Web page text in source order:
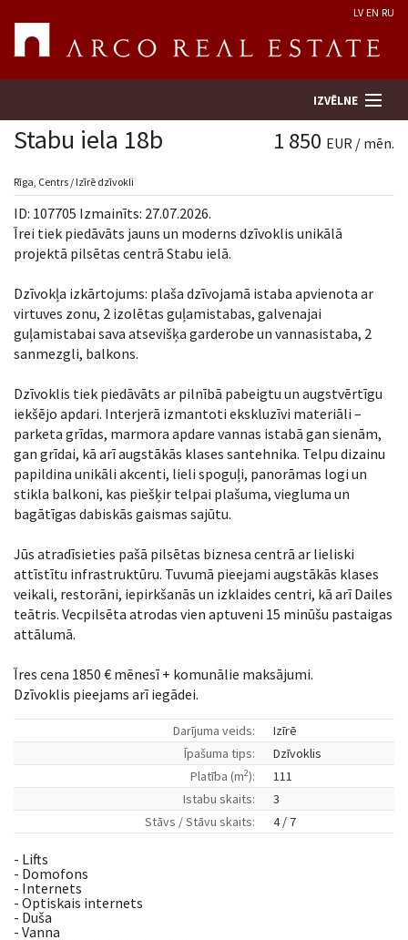
LV EN RU
IZVĒLNE
Meklēt īpašumu
Novērtēt īpašumu
Pakalpojumi
Stabu iela 18b 1 850 EUR / mēn.
Rīga, Centrs / Izīrē dzīvokli
ID: 107705 Izmainīts: 27.07.2026.
Īrei tiek piedāvāts jauns un moderns dzīvoklis unikālā
projektā pilsētas centrā Stabu ielā.
Dzīvokļa izkārtojums: plaša dzīvojamā istaba apvienota ar
virtuves zonu, 2 izolētas guļamistabas, galvenajai
guļamistabai sava atsevišķa garderobe un vannasistaba, 2
sanmezgli, balkons.
Dzīvoklis tiek piedāvāts ar pilnībā pabeigtu un augstvērtīgu
iekšējo apdari. Interjerā izmantoti ekskluzīvi materiāli –
parketa grīdas, marmora apdare vannas istabā gan sienām,
gan grīdai, kā arī augstākās klases santehnika. Telpu dizainu
papildina unikāli akcenti, lieli spoguļi, panorāmas logi un
stikla balkoni, kas piešķir telpai plašuma, viegluma un
bagātīgas dabiskās gaismas sajūtu.
Jūs atradīsieties pašā pilsētas biznesa centrā ar lieliski
attīstītu infrastruktūru. Tuvumā pieejami augstākās klases
veikali, restorāni, iepirkšanās un izklaides centri, kā arī Dailes
teātris. Vecpilsēta atrodas vien aptuveni 15 minūšu pastaigas
attālumā.
Īres cena 1850 € mēnesī + komunālie maksājumi.
Dzīvoklis pieejams arī iegādei.
Darījuma veids:
Izīrē
Īpašuma tips:
Dzīvoklis
Platība (m2):
111
Istabu skaits:
3
Stāvs / Stāvu skaits:
4 / 7
- Lifts
- Domofons
- Internets
- Optiskais internets
- Duša
- Vanna